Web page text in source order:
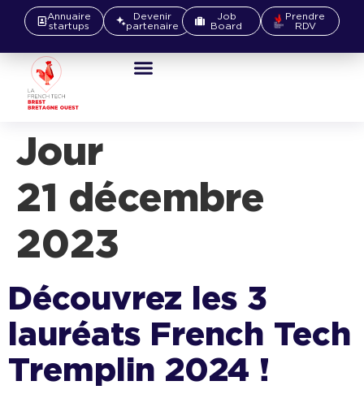
Annuaire
startups
Devenir
partenaire
Job
Board
Prendre
RDV
21 décembre
2023
Découvrez les 3
lauréats French Tech
Tremplin 2024 !